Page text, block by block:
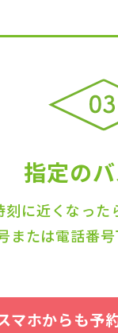
指定の
刻に近くなっ
または電話番
マホからも予